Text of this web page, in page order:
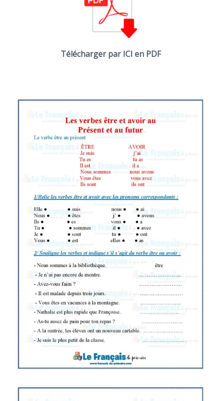
Télécharger par ICI en PDF